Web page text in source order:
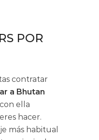
POR
contratar
a Bhutan
ella
hacer.
más habitual